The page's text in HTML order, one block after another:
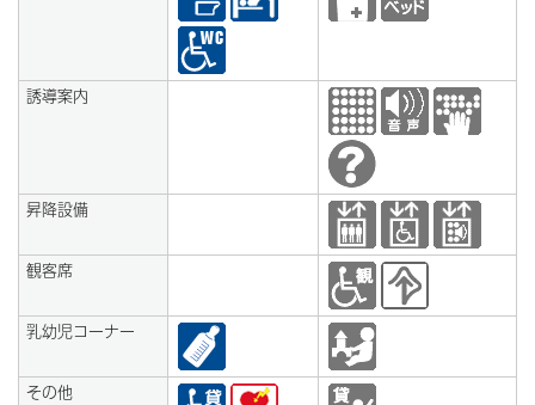
誘導案内
昇降設備
観客席
乳幼児コーナー
その他